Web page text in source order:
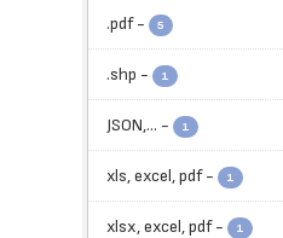
.pdf - 5
.shp - 1
JSON,... - 1
xls, excel, pdf - 1
xlsx, excel, pdf - 1